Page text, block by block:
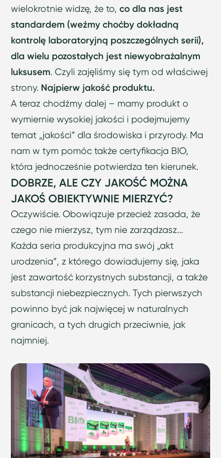
wielokrotnie widzę, że to,co dla nas jest
standardem (weźmy choćby dokładną
kontrolę laboratoryjną poszczególnych serii),
dla wielu pozostałych jest niewyobrażalnym
luksusem. Czyli zajęliśmy się tym od właściwej
strony. Najpierw jakość produktu.
A teraz chodźmy dalej – mamy produkt o
wymiernie wysokiej jakości i podejmujemy
temat „jakości” dla środowiska i przyrody. Ma
nam w tym pomóc także certyfikacja BIO,
która jednocześnie potwierdza ten kierunek.
DOBRZE, ALE CZY JAKOŚĆ MOŻNA
JAKOŚ OBIEKTYWNIE MIERZYĆ?
Oczywiście. Obowiązuje przecież zasada, że
czego nie mierzysz, tym nie zarządzasz...
Każda seria produkcyjna ma swój „akt
urodzenia”, z którego dowiadujemy się, jaka
jest zawartość korzystnych substancji, a także
substancji niebezpiecznych. Tych pierwszych
powinno być jak najwięcej w naturalnych
granicach, a tych drugich przeciwnie, jak
najmniej.